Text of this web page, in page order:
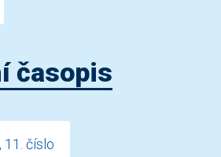
časopis
11. číslo